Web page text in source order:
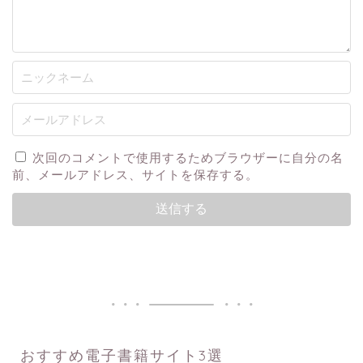
次回のコメントで使用するためブラウザーに自分の名
前、メールアドレス、サイトを保存する。
おすすめ電子書籍サイト3選